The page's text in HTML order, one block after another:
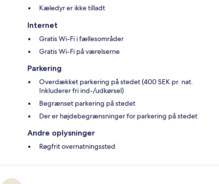
Kæledyr er ikke tilladt
Internet
Gratis Wi-Fi i fællesområder
Gratis Wi-Fi på værelserne
Parkering
Overdækket parkering på stedet (400 SEK pr. nat.
Inkluderer fri ind-/udkørsel)
Begrænset parkering på stedet
Der er højdebegrænsninger for parkering på stedet
Andre oplysninger
Røgfrit overnatningssted